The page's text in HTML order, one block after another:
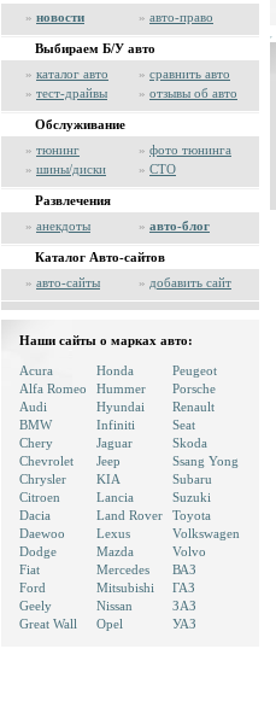
» новости » авто-право
Выбираем Б/У авто
» каталог авто » сравнить авто
» тест-драйвы » отзывы об авто
Обслуживание
» тюнинг » фото тюнинга
» шины/диски » СТО
Развлечения
» анекдоты » авто-блог
Каталог Авто-сайтов
» авто-сайты » добавить сайт
Наши сайты о марках авто:
Acura
Alfa Romeo
Audi
BMW
Chery
Chevrolet
Chrysler
Citroen
Dacia
Daewoo
Dodge
Fiat
Ford
Geely
Great Wall
Honda
Hummer
Hyundai
Infiniti
Jaguar
Jeep
KIA
Lancia
Land Rover
Lexus
Mazda
Mercedes
Mitsubishi
Nissan
Opel
Peugeot
Porsche
Renault
Seat
Skoda
Ssang Yong
Subaru
Suzuki
Toyota
Volkswagen
Volvo
ВАЗ
ГАЗ
ЗАЗ
УАЗ